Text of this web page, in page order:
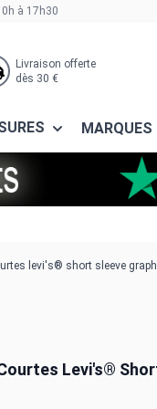
à 17h30
Livraison offerte
dès 30 €
MARQUES
levi's® short sleeve
Levi's®